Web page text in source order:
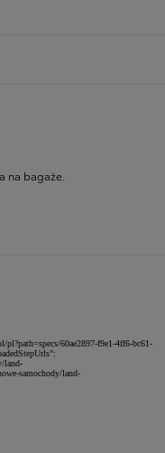
na bagaże.
60ae2897-f9e1-4ff6-bc61-
land-
samochody/land-